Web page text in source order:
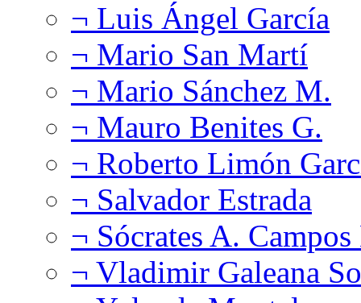
¬ Luis Ángel García
¬ Mario San Martí
¬ Mario Sánchez M.
¬ Mauro Benites G.
¬ Roberto Limón
¬ Salvador Estrada
¬ Sócrates A.
¬ Vladimir Galeana